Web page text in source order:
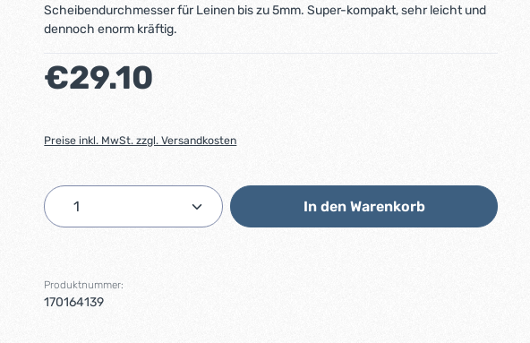
Scheibendurchmesser für Leinen bis zu 5mm. Super-kompakt, sehr leicht und
dennoch enorm kräftig.
Regulärer Preis:
€29.10
Preise inkl. MwSt. zzgl. Versandkosten
Produkt Anzahl: Gib den gewünschten Wert ein
In den Warenkorb
Produktnummer:
170164139